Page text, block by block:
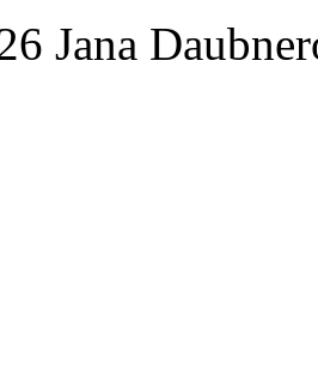
Jana